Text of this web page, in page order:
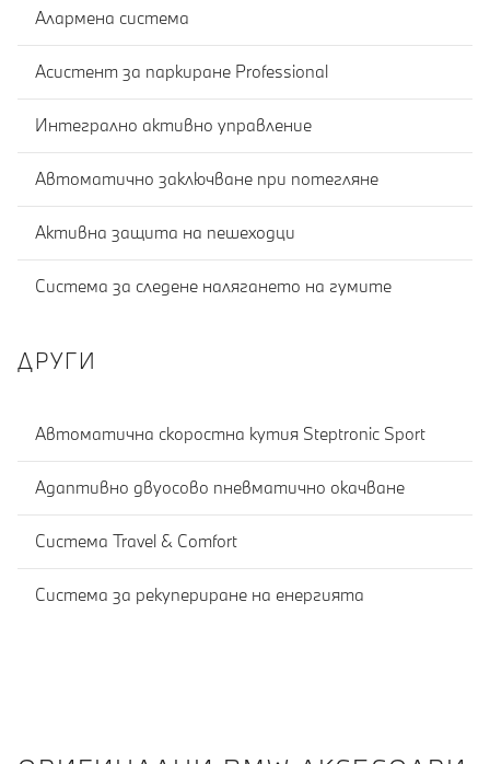
Алармена система
Асистент за паркиране Professional
Интегрално активно управление
Автоматично заключване при потегляне
Активна защита на пешеходци
Система за следене налягането на гумите
ДРУГИ
Автоматична скоростна кутия Steptronic Sport
Адаптивно двуосово пневматично окачване
Система Travel & Comfort
Система за рекупериране на енергията